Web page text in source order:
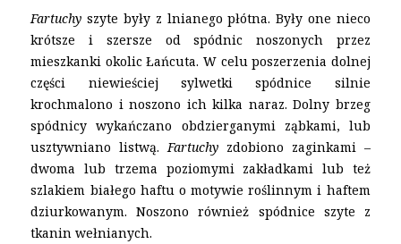
Fartuchy szyte były z lnianego płótna. Były one nieco
krótsze i szersze od spódnic noszonych przez
mieszkanki okolic Łańcuta. W celu poszerzenia dolnej
części niewieściej sylwetki spódnice silnie
krochmalono i noszono ich kilka naraz. Dolny brzeg
spódnicy wykańczano obdzierganymi ząbkami, lub
usztywniano listwą.Fartuchy zdobiono zaginkami –
dwoma lub trzema poziomymi zakładkami lub też
szlakiem białego haftu o motywie roślinnym i haftem
dziurkowanym. Noszono również spódnice szyte z
tkanin wełnianych.